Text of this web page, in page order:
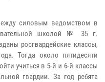
силовым ведомством в
школой № 35 г.
росгвардейские классы,
Тогда около пятидесяти
учиться в 5-й и 6-й классы
гвардии. За год ребята